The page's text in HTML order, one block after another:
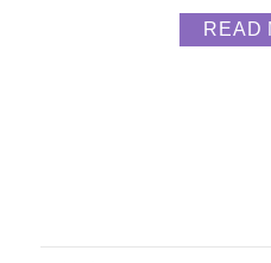
中辣上 代表真的是有辣，
有過癮 湯底是老闆用心研
READ